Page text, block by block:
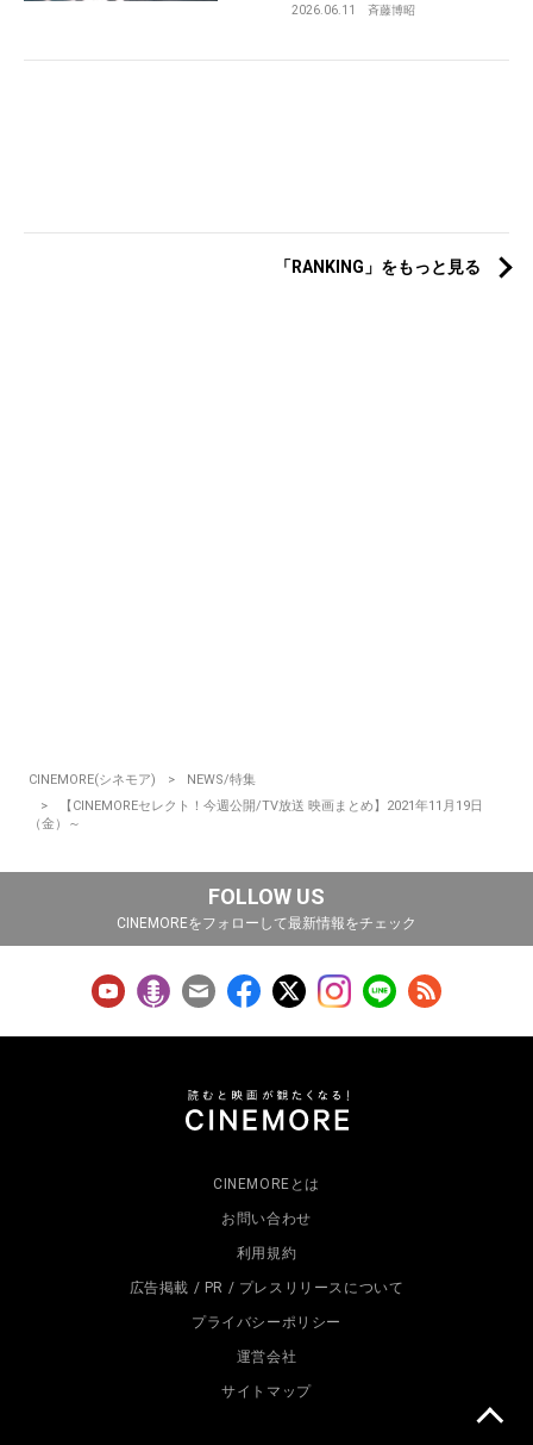
2026.06.11 斉藤博昭
「RANKING」をもっと見る
CINEMORE(シネモア)
NEWS/特集
【CINEMOREセレクト！今週公開/TV放送 映画まとめ】2021年11月19日
（金）～
FOLLOW US
CINEMOREをフォローして最新情報をチェック
CINEMOREとは
お問い合わせ
利用規約
広告掲載 / PR / プレスリリースについて
プライバシーポリシー
運営会社
サイトマップ